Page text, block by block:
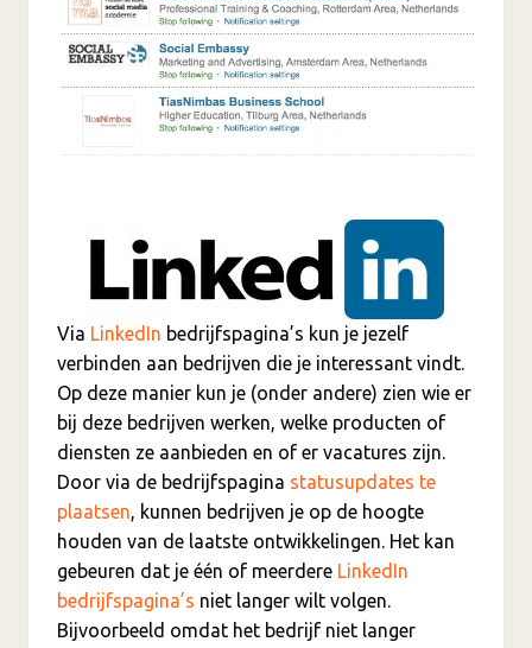
Via LinkedIn bedrijfspagina’s kun je jezelf
verbinden aan bedrijven die je interessant vindt.
Op deze manier kun je (onder andere) zien wie er
bij deze bedrijven werken, welke producten of
diensten ze aanbieden en of er vacatures zijn.
Door via de bedrijfspagina statusupdates te
plaatsen, kunnen bedrijven je op de hoogte
houden van de laatste ontwikkelingen. Het kan
gebeuren dat je één of meerdere LinkedIn
bedrijfspagina’s niet langer wilt volgen.
Bijvoorbeeld omdat het bedrijf niet langer